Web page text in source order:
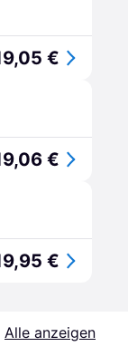
€
€
€
Alle anzeigen